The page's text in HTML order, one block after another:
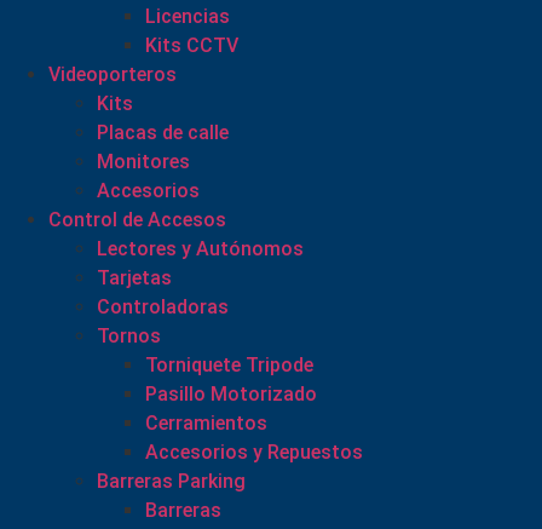
Licencias
Kits CCTV
Videoporteros
Kits
Placas de calle
Monitores
Accesorios
Control de Accesos
Lectores y Autónomos
Tarjetas
Controladoras
Tornos
Torniquete Tripode
Pasillo Motorizado
Cerramientos
Accesorios y Repuestos
Barreras Parking
Barreras